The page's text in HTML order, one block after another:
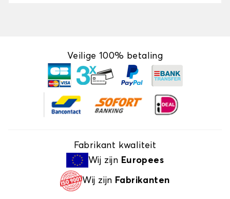
Veilige 100% betaling
Fabrikant kwaliteit
Wij zijn Europees
Wij zijn Fabrikanten